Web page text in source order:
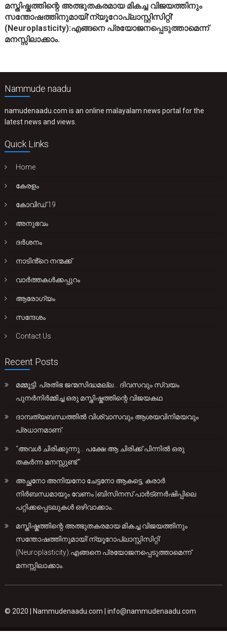
മസ്തിഷ്കത്തിന്റെ അത്ഭുതകരമായ മികച്ച വിജയത്തിനും
സന്തോഷത്തിനുമായി’ന്യൂറോപ്ലാസ്റ്റിസിറ്റി’
(Neuroplasticity):എങ്ങനെ പ്രയോജനപ്പെടുത്താമെന്ന്
മനസ്സിലാക്കാം.
Nammude naadu
namudenaadu.com is an online malayalam news portal for the
latest news and views.
Quick Links
Home
കേരളം
കോവിഡ് 19
അനുഭവം
ദർശനം
നാടിൻ്റെ നന്മക്ക്
വാർത്തകൾക്കപ്പുറം
ആരോഗ്യം
സന്ദേശം
Contact Us
Recent Posts
മമ്മൂട്ടി: പ്രതിഭ ജന്മസിദ്ധമല്ല… ദിവസവും സ്വയം
പുനർനിർമ്മിച്ച ഒരു മസ്തിഷ്കത്തിന്റെ വിജയകഥ
ദാമ്പത്യബന്ധത്തിൽ വിശ്വാസവും ആശയവിനിമയവും
പ്രധാനമാണ്.
“അവൾ ചിരിക്കുന്നു… പക്ഷേ ആ ചിരിക്ക് പിന്നിൽ ഒരു
തകർന്ന മനസ്സുണ്ട്.”
അച്ഛനോ അനിയനോ ചേട്ടനോ ആകട്ടെ, കരാർ
നിർബന്ധമായും വേണം |ബിസിനസ് പാർട്ണർഷിപ്പിലെ
പറ്റിക്കപ്പെടലുകൾ ഒഴിവാക്കാം..
മസ്തിഷ്കത്തിന്റെ അത്ഭുതകരമായ മികച്ച വിജയത്തിനും
സന്തോഷത്തിനുമായി’ന്യൂറോപ്ലാസ്റ്റിസിറ്റി’
(Neuroplasticity):എങ്ങനെ പ്രയോജനപ്പെടുത്താമെന്ന്
മനസ്സിലാക്കാം.
© 2020 | Nammudenaadu.com |info@nammudenaadu.com